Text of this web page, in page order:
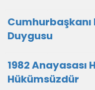
Cumhurbaşkanı
Duygusu
1982 Anayasası
Hükümsüzdür